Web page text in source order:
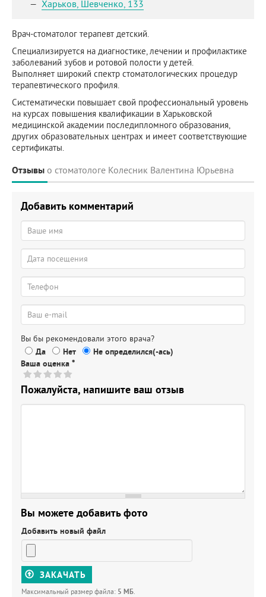
Харьков, Шевченко, 133
Врач-стоматолог терапевт детский.
Специализируется на диагностике, лечении и профилактике
заболеваний зубов и ротовой полости у детей.
Выполняет широкий спектр стоматологических процедур
терапевтического профиля.
Систематически повышает свой профессиональный уровень
на курсах повышения квалификации в Харьковской
медицинской академии последипломного образования,
других образовательных центрах и имеет соответствующие
сертификаты.
Отзывы о стоматологе Колесник Валентина Юрьевна
Добавить комментарий
Вы бы рекомендовали этого врача?
Да
Нет
Не определился(-ась)
Ваша оценка *
Пожалуйста, напишите ваш отзыв
Вы можете добавить фото
Добавить новый файл
ЗАКАЧАТЬ
Максимальный размер файла: 5 МБ.